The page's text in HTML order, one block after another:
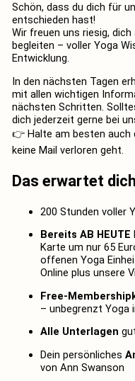
Schön, dass du dich für
entschieden hast!
Wir freuen uns riesig,
begleiten – voller Yoga
Entwicklung.
In den nächsten Tagen
mit allen wichtigen
nächsten Schritten.
dich jederzeit gerne bei
👉 Halte am besten auch
keine Mail verloren geht.
Das erwartet
200 Stunden voller
Bereits AB HEUTE
Karte um nur 65
offenen Yoga
Online plus unsere
Free-
– unbegrenzt Yoga
Alle Unterlagen
Dein persönliches
von Ann Swanson